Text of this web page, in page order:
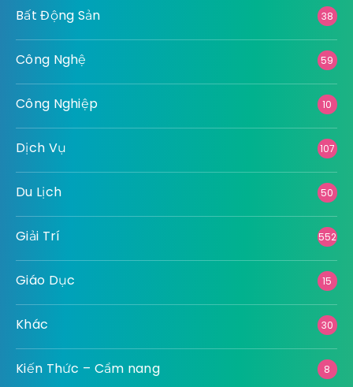
Bất Động Sản 38
Công Nghệ 59
Công Nghiệp 10
Dịch Vụ 107
Du Lịch 50
Giải Trí 552
Giáo Dục 15
Khác 30
Kiến Thức – Cẩm nang 8